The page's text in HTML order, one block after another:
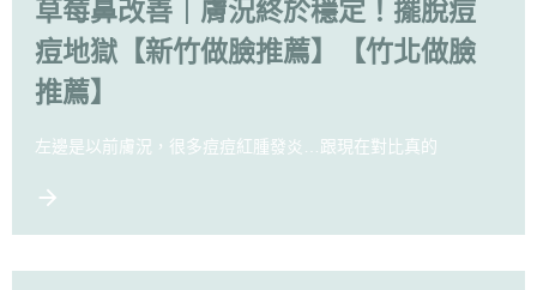
草莓鼻改善｜膚況終於穩定！擺脫痘
痘地獄【新竹做臉推薦】【竹北做臉
推薦】
左邊是以前膚況，很多痘痘紅腫發炎…跟現在對比真的